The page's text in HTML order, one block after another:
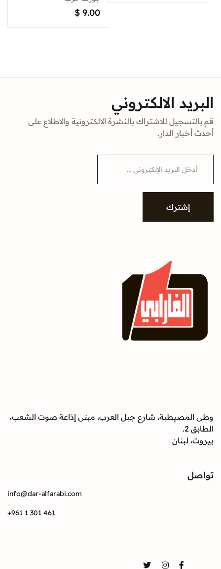
$ 9.00
البريد الالكتروني
قم بالتسجيل للاشتراك بالنشرة الالكترونية والاطلاع على
أحدث أخبار الدار.
i
إشترك
وطى المصيطبة، شارع جبل العرب، مبنى إذاعة صوت الشعب،
الطابق 2.
بيروت، لبنان
تواصل
info@dar-alfarabi.com
+961 1 301 461
Facebook
Instagram
Twitter